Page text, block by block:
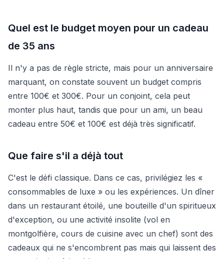
Quel est le budget moyen pour un cadeau
de 35 ans
Il n'y a pas de règle stricte, mais pour un anniversaire
marquant, on constate souvent un budget compris
entre 100€ et 300€. Pour un conjoint, cela peut
monter plus haut, tandis que pour un ami, un beau
cadeau entre 50€ et 100€ est déjà très significatif.
Que faire s'il a déjà tout
C'est le défi classique. Dans ce cas, privilégiez les «
consommables de luxe » ou les expériences. Un dîner
dans un restaurant étoilé, une bouteille d'un spiritueux
d'exception, ou une activité insolite (vol en
montgolfière, cours de cuisine avec un chef) sont des
cadeaux qui ne s'encombrent pas mais qui laissent des